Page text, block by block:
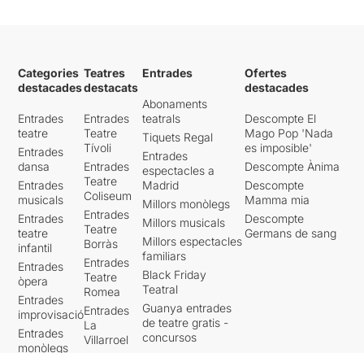
Categories
destacades
Entrades
teatre
Entrades
dansa
Entrades
musicals
Entrades
teatre
infantil
Entrades
òpera
Entrades
improvisació
Entrades
monòlegs
Teatres
destacats
Entrades
Teatre
Tívoli
Entrades
Teatre
Coliseum
Entrades
Teatre
Borràs
Entrades
Teatre
Romea
Entrades
La
Villarroel
Entrades
Abonaments
teatrals
Tiquets Regal
Entrades
espectacles a
Madrid
Millors monòlegs
Millors musicals
Millors espectacles
familiars
Black Friday
Teatral
Guanya entrades
de teatre gratis -
concursos
Ofertes
destacades
Descompte El
Mago Pop 'Nada
es imposible'
Descompte Ànima
Descompte
Mamma mia
Descompte
Germans de sang